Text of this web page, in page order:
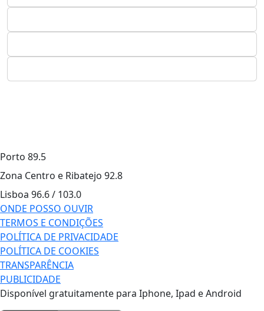
Porto 89.5
Zona Centro e Ribatejo 92.8
Lisboa 96.6 / 103.0
ONDE POSSO OUVIR
TERMOS E CONDIÇÕES
POLÍTICA DE PRIVACIDADE
POLÍTICA DE COOKIES
TRANSPARÊNCIA
PUBLICIDADE
Disponível gratuitamente para Iphone, Ipad e Android